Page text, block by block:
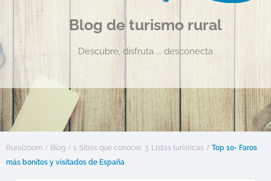
Blog de turismo rural
Descubre, disfruta ... desconecta
Ruralzoom Blog 1. Sitios que conocer, 3. Listas turísticas
Top 10- Faros
más bonitos y visitados de España